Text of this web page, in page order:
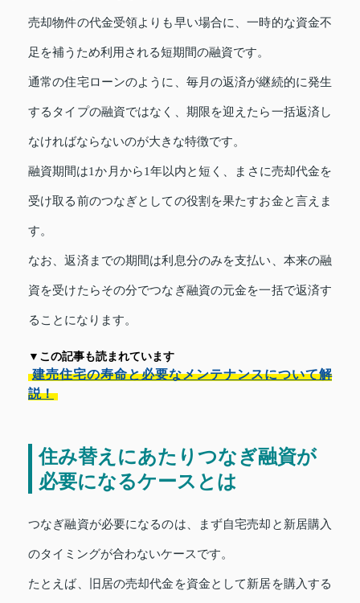
売却物件の代金受領よりも早い場合に、一時的な資金不
足を補うため利用される短期間の融資です。
通常の住宅ローンのように、毎月の返済が継続的に発生
するタイプの融資ではなく、期限を迎えたら一括返済し
なければならないのが大きな特徴です。
融資期間は1か月から1年以内と短く、まさに売却代金を
受け取る前のつなぎとしての役割を果たすお金と言えま
す。
なお、返済までの期間は利息分のみを支払い、本来の融
資を受けたらその分でつなぎ融資の元金を一括で返済す
ることになります。
▼この記事も読まれています
建売住宅の寿命と必要なメンテナンスについて解
説！
住み替えにあたりつなぎ融資が
必要になるケースとは
つなぎ融資が必要になるのは、まず自宅売却と新居購入
のタイミングが合わないケースです。
たとえば、旧居の売却代金を資金として新居を購入する